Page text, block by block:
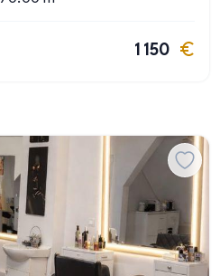
1 150